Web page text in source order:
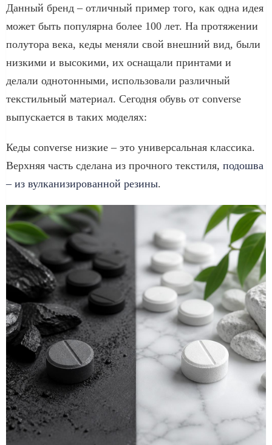
Данный бренд – отличный пример того, как одна идея
может быть популярна более 100 лет. На протяжении
полутора века, кеды меняли свой внешний вид, были
низкими и высокими, их оснащали принтами и
делали однотонными, использовали различный
текстильный материал. Сегодня обувь от converse
выпускается в таких моделях:
Кеды converse низкие – это универсальная классика.
Верхняя часть сделана из прочного текстиля, подошва
– из вулканизированной резины.